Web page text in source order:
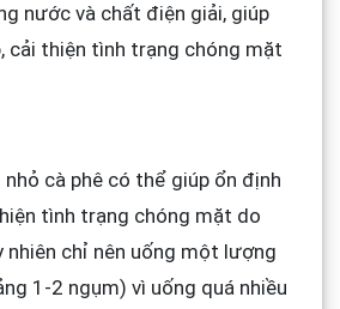
nước và chất điện giải, giúp
cải thiện tình trạng chóng mặt
cà phê có thể giúp ổn định
tình trạng chóng mặt do
nhiên chỉ nên uống một lượng
1-2 ngụm) vì uống quá nhiều